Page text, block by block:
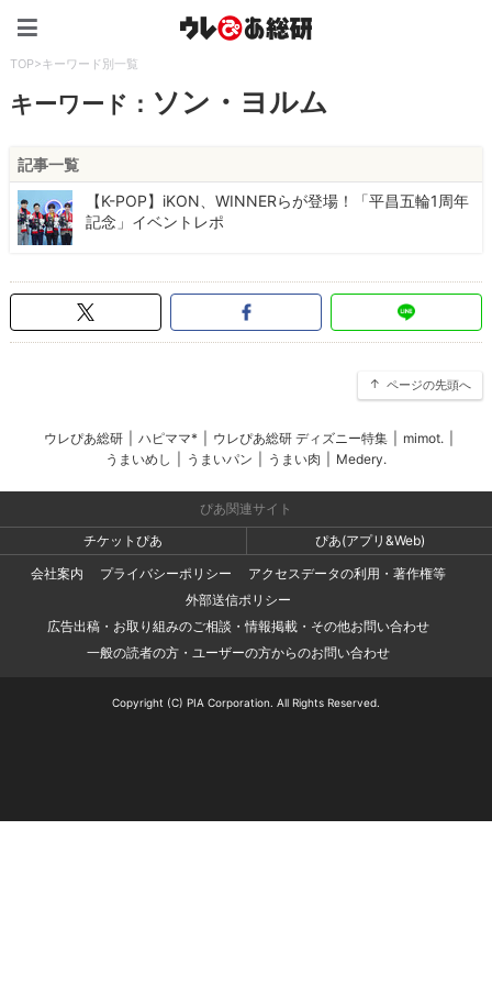
TOP>キーワード別一覧
キーワード： ソン・ヨルム
記事一覧
【K-POP】iKON、WINNERらが登場！「平昌五輪1周年
記念」イベントレポ
ページの先頭へ
ウレぴあ総研 ハピママ* ウレぴあ総研 ディズニー特集 mimot.
うまいめし
うまいパン うまい肉 Medery.
ぴあ関連サイト
チケットぴあ
ぴあ(アプリ&Web)
会社案内
プライバシーポリシー
アクセスデータの利用・著作権等
外部送信ポリシー
広告出稿・お取り組みのご相談・情報掲載・その他お問い合わせ
一般の読者の方・ユーザーの方からのお問い合わせ
Copyright (C) PIA Corporation. All Rights Reserved.